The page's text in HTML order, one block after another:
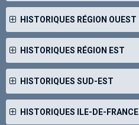
HISTORIQUES RÉGION OUEST
HISTORIQUES RÉGION EST
HISTORIQUES SUD-EST
HISTORIQUES ILE-DE-FRANCE